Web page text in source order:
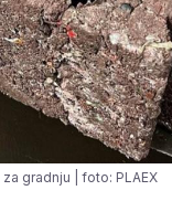
gradnju | foto: PLAEX